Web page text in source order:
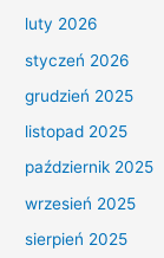
luty 2026
styczeń 2026
grudzień 2025
listopad 2025
październik 2025
wrzesień 2025
sierpień 2025